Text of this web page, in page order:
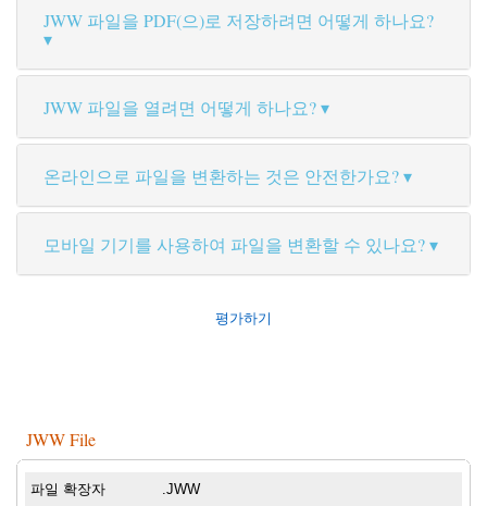
JWW 파일을 PDF(으)로 저장하려면 어떻게 하나요?
JWW 파일을 열려면 어떻게 하나요?
온라인으로 파일을 변환하는 것은 안전한가요?
모바일 기기를 사용하여 파일을 변환할 수 있나요?
평가하기
JWW File
파일 확장자 .JWW